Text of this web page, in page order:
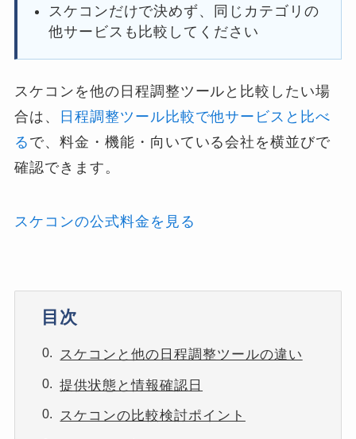
スケコンだけで決めず、同じカテゴリの
他サービスも比較してください
スケコンを他の日程調整ツールと比較したい場
合は、
日程調整ツール比較で他サービスと比べ
る で、料金・機能・向いている会社を横並びで
確認できます。
スケコンの公式料金を見る
目次
スケコンと他の日程調整ツールの違い
提供状態と情報確認日
スケコンの比較検討ポイント